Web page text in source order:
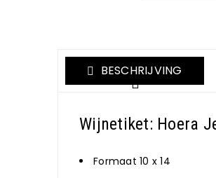
BESCHRIJVING
Wijnetiket: Hoera
Formaat 10 x 14